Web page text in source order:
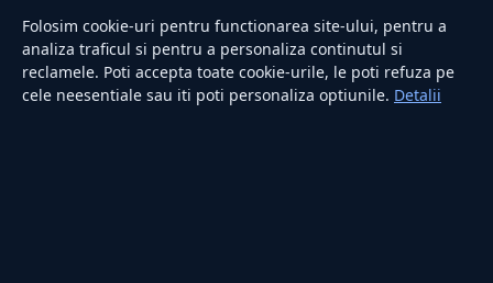
Sănătate
Utile
RUBRICI
Folosim cookie-uri pentru functionarea site-ului, pentru a
analiza traficul si pentru a personaliza continutul si
reclamele. Poti accepta toate cookie-urile, le poti refuza pe
cele neesentiale sau iti poti personaliza optiunile. Detalii